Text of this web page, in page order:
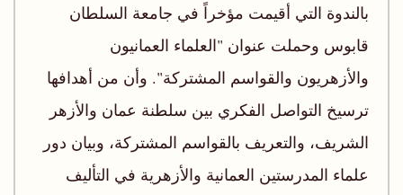
بالندوة التي أقيمت مؤخراً في جامعة السلطان
قابوس وحملت عنوان "العلماء العمانيون
والأزهريون والقواسم المشتركة". وأن من أهدافها
ترسيخ التواصل الفكري بين سلطنة عمان والأزهر
الشريف، والتعريف بالقواسم المشتركة، وبيان دور
علماء المدرستين العمانية والأزهرية في التأليف